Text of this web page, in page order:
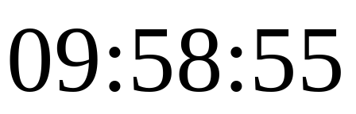
09:58:55